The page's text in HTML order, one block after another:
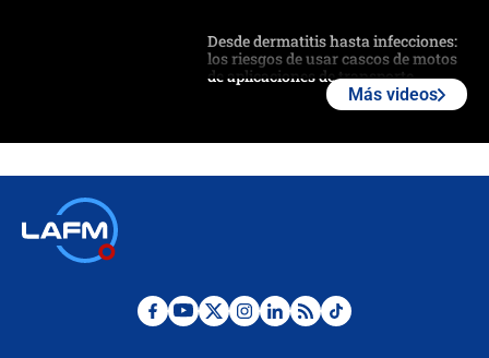
Desde dermatitis hasta infecciones:
los riesgos de usar cascos de motos
de aplicaciones de transporte
Posesión de Abelardo De La Espriella
Más videos